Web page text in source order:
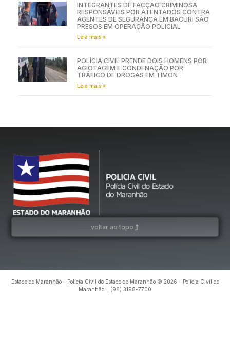
INTEGRANTES DE FACÇÃO CRIMINOSA
RESPONSÁVEIS POR ATENTADOS CONTRA
AGENTES DE SEGURANÇA EM BACURI SÃO
PRESOS EM OPERAÇÃO POLICIAL
Leia mais »
POLÍCIA CIVIL PRENDE DOIS HOMENS POR
AGIOTAGEM E CONDENAÇÃO POR
TRÁFICO DE DROGAS EM TIMON
Leia mais »
voltar ao topo
Estado do Maranhão – Polícia Civil do Estado do Maranhão © 2026 – Polícia Civil do
Maranhão. | (98) 3198-7700